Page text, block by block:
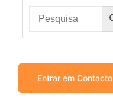
Entrar em Contacto